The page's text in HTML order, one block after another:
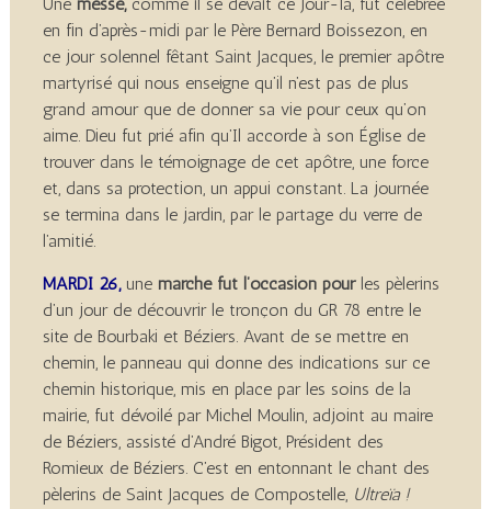
en fin d’après-midi par le Père Bernard Boissezon, en
ce jour solennel fêtant Saint Jacques, le premier apôtre
martyrisé qui nous enseigne qu’il n’est pas de plus
grand amour que de donner sa vie pour ceux qu’on
aime. Dieu fut prié afin qu’Il accorde à son Église de
trouver dans le témoignage de cet apôtre, une force
et, dans sa protection, un appui constant. La journée
se termina dans le jardin, par le partage du verre de
l’amitié.
MARDI 26, unemarche fut l’occasion pour les pèlerins
d’un jour de découvrir le tronçon du GR 78 entre le
site de Bourbaki et Béziers. Avant de se mettre en
chemin, le panneau qui donne des indications sur ce
chemin historique, mis en place par les soins de la
mairie, fut dévoilé par Michel Moulin, adjoint au maire
de Béziers, assisté d’André Bigot, Président des
Romieux de Béziers. C’est en entonnant le chant des
pèlerins de Saint Jacques de Compostelle, Ultreïa !